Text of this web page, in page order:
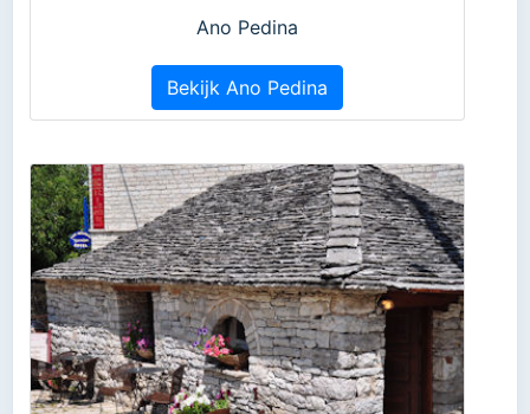
Ano Pedina
Bekijk Ano Pedina